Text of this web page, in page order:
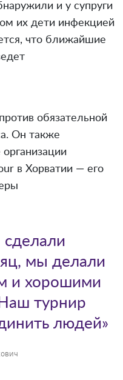
и у супруги
их дети инфекцией
что ближайшие
обязательной
Он также
в Хорватии — его
сделали
мы делали
и хорошими
турнир
людей»